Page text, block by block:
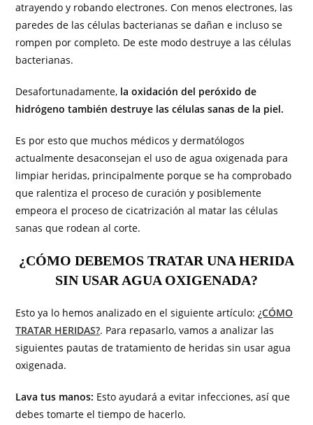
atrayendo y robando electrones. Con menos electrones, las
paredes de las células bacterianas se dañan e incluso se
rompen por completo. De este modo destruye a las células
bacterianas.
Desafortunadamente, la oxidación del peróxido de
hidrógeno también destruye las células sanas de la piel.
Es por esto que muchos médicos y dermatólogos
actualmente desaconsejan el uso de agua oxigenada para
limpiar heridas, principalmente porque se ha comprobado
que ralentiza el proceso de curación y posiblemente
empeora el proceso de cicatrización al matar las células
sanas que rodean al corte.
¿CÓMO DEBEMOS TRATAR UNA HERIDA
SIN USAR AGUA OXIGENADA?
Esto ya lo hemos analizado en el siguiente artículo:¿CÓMO
TRATAR HERIDAS?. Para repasarlo, vamos a analizar las
siguientes pautas de tratamiento de heridas sin usar agua
oxigenada.
Lava tus manos: Esto ayudará a evitar infecciones, así que
debes tomarte el tiempo de hacerlo.